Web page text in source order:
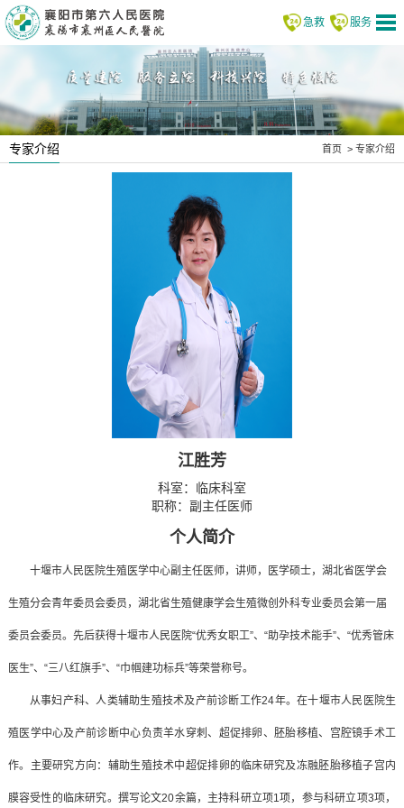
急救 服务
专家介绍 首页 > 专家介绍
江胜芳
科室： 临床科室
职称：副主任医师
个人简介
十堰市人民医院生殖医学中心副主任医师，讲师，医学硕士，湖北省医学会
生殖分会青年委员会委员，湖北省生殖健康学会生殖微创外科专业委员会第一届
委员会委员。先后获得十堰市人民医院“优秀女职工”、“助孕技术能手”、“优秀管床
医生”、“三八红旗手”、“巾帼建功标兵”等荣誉称号。
从事妇产科、人类辅助生殖技术及产前诊断工作24年。在十堰市人民医院生
殖医学中心及产前诊断中心负责羊水穿刺、超促排卵、胚胎移植、宫腔镜手术工
作。主要研究方向：辅助生殖技术中超促排卵的临床研究及冻融胚胎移植子宫内
膜容受性的临床研究。撰写论文20余篇，主持科研立项1项，参与科研立项3项，